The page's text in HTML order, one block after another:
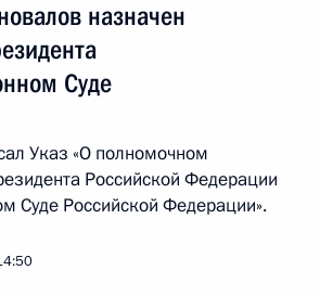
назначен
Суде
Указ «О полномочном
Российской Федерации
Суде Российской Федерации».